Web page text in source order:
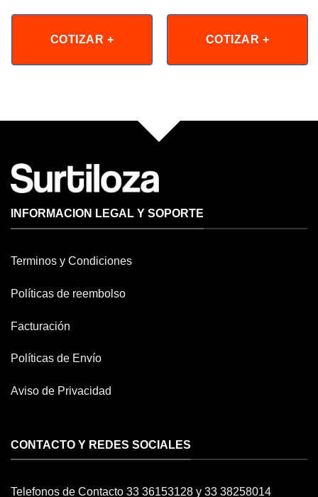
COTIZAR + COTIZAR +
INFORMACION LEGAL Y SOPORTE
Terminos y Condiciones
Políticas de reembolso
Facturación
Políticas de Envío
Aviso de Privacidad
CONTACTO Y REDES SOCIALES
Telefonos de Contacto 33 36153128 y 33 38258014